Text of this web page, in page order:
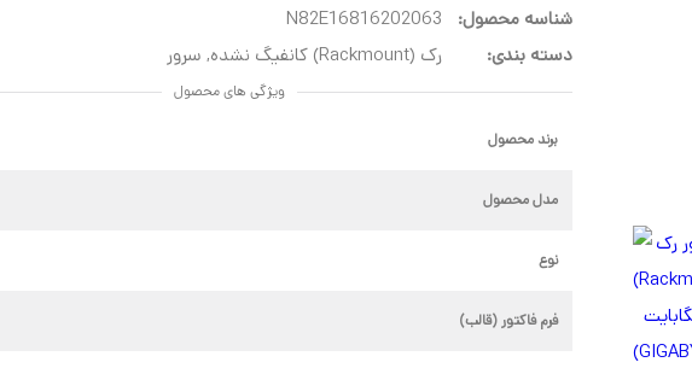
شناسه محصول:
N82E16816202063
دسته بندی:
رک (Rackmount) کانفیگ نشده , سرور
ویژگی های محصول
برند محصول
مدل محصول
نوع
فرم فاکتور (قالب)